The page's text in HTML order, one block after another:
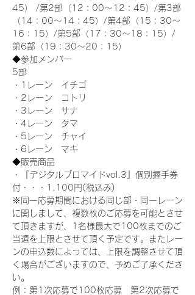
45） /第2部（12：00～12：45）/第3部
（14：00～14：45）/第4部（15：30～
16：15）/第5部（17：30～18：15）/
第6部（19：30～20：15）
◆参加メンバー
5部
・1レーン　イチゴ
・2レーン　コトリ
・3レーン　サナ
・4レーン　タマ
・5レーン　チャイ
・6レーン　マキ
◆販売商品
・『デジタルブロマイドvol.3』個別握手券
付・・・1,100円(税込み)
※同一応募期間における同じ部・同一レーン
に関しまして、複数枚のご応募を可能とさせ
て頂きますが、1名様最大で100枚までのご
当選を上限とさせて頂く予定です。またレー
ンの申込数によっては、上限を調整させて頂
く場合がございますので、予めご了承くださ
い。
例：第1次応募で100枚応募　第2次応募で